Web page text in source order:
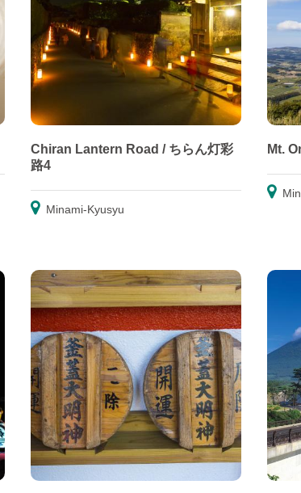
Chiran Lantern Road / ちらん灯彩
路4
Minami-Kyusyu
Mt.